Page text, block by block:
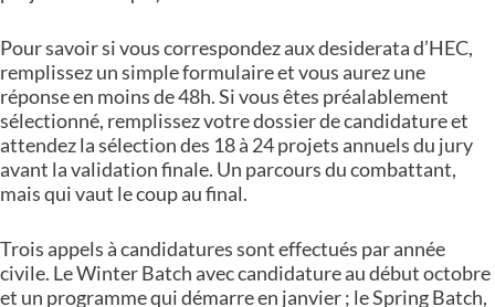
Pour savoir si vous correspondez aux desiderata d’HEC,
remplissez un simple formulaire et vous aurez une
réponse en moins de 48h. Si vous êtes préalablement
sélectionné, remplissez votre dossier de candidature et
attendez la sélection des 18 à 24 projets annuels du jury
avant la validation finale. Un parcours du combattant,
mais qui vaut le coup au final.
Trois appels à candidatures sont effectués par année
civile. Le Winter Batch avec candidature au début octobre
et un programme qui démarre en janvier ; le Spring Batch,